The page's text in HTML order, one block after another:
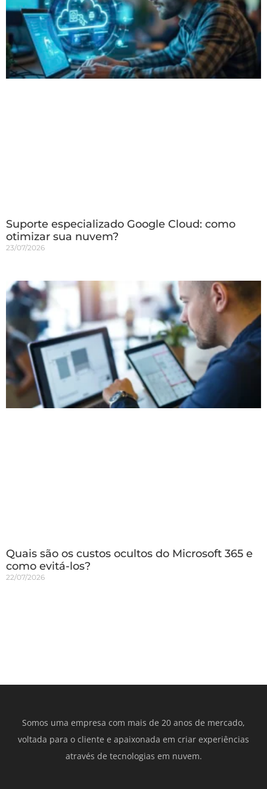
Suporte especializado Google Cloud: como
otimizar sua nuvem?
23/07/2026
Quais são os custos ocultos do Microsoft 365 e
como evitá-los?
22/07/2026
Somos uma empresa com mais de 20 anos de mercado,
voltada para o cliente e apaixonada em criar experiências
através de tecnologias em nuvem.